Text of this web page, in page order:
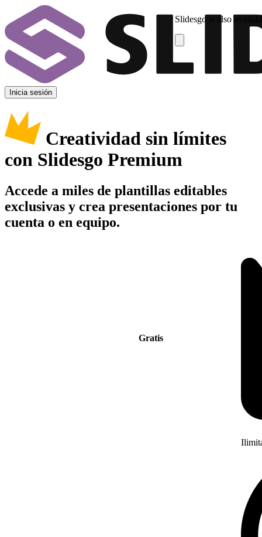
Slidesgo is also
Inicia sesión
Creatividad sin límites
con Slidesgo Premium
Accede a miles de plantillas editables
exclusivas y crea presentaciones por tu
cuenta o en equipo.
Gratis